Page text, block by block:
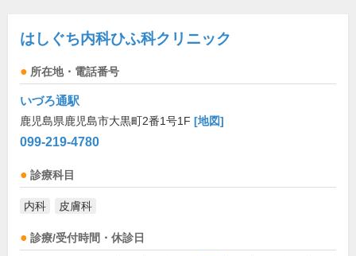
はしぐち内科ひふ科クリニック
所在地・電話番号
いづろ通駅
鹿児島県鹿児島市大黒町2番1号1F [地図]
099-219-4780
診療科目
内科 皮膚科
診療/受付時間・休診日